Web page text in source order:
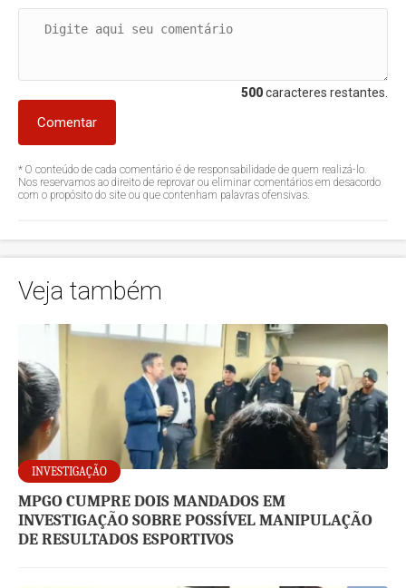
500caracteres restantes.
Comentar
* O conteúdo de cada comentário é de responsabilidade de quem realizá-lo.
Nos reservamos ao direito de reprovar ou eliminar comentários em desacordo
com o propósito do site ou que contenham palavras ofensivas.
Veja também
INVESTIGAÇÃO
MPGO CUMPRE DOIS MANDADOS EM
INVESTIGAÇÃO SOBRE POSSÍVEL MANIPULAÇÃO
DE RESULTADOS ESPORTIVOS